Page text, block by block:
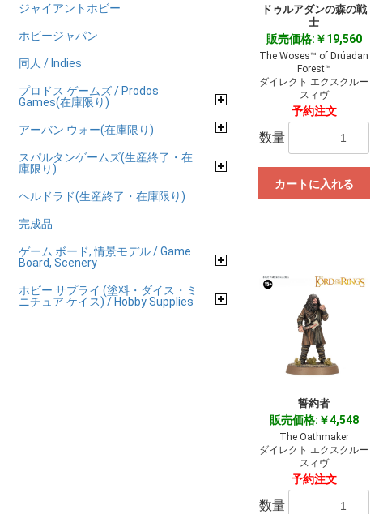
ジャイアントホビー
ホビージャパン
同人 / Indies
プロドス ゲームズ / Prodos
Games(在庫限り)
アーバン ウォー(在庫限り)
スパルタンゲームズ(生産終了・在
庫限り)
ヘルドラド(生産終了・在庫限り)
完成品
ゲーム ボード, 情景モデル / Game
Board, Scenery
ホビー サプライ (塗料・ダイス・ミ
ニチュア ケイス) / Hobby Supplies
ドゥルアダンの森の戦
士
販売価格:￥19,560
The Woses™ of Drúadan
Forest™
ダイレクト エクスクルー
スィヴ
予約注文
数量
カートに入れる
誓約者
販売価格:￥4,548
The Oathmaker
ダイレクト エクスクルー
スィヴ
予約注文
数量